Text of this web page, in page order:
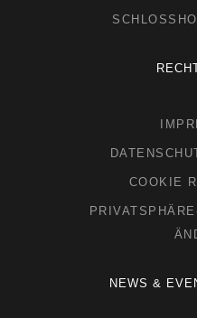
COOKIE
NEWS &